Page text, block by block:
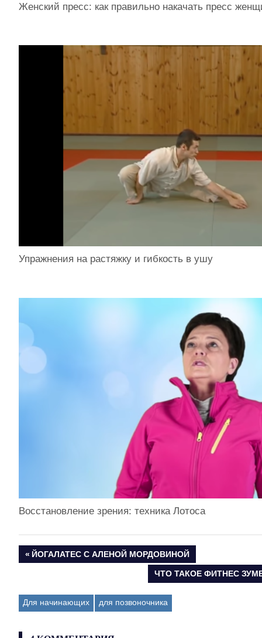
Женский пресс: как правильно накачать пресс
Упражнения на растяжку и гибкость в ушу
Восстановление зрения: техника Лотоса
Навигация
по
записям
ПРЕДЫДУЩАЯ
ЙОГАЛАТЕС С АЛЕНОЙ МОРДОВИНОЙ
СЛЕДУЮЩАЯ
ЧТО ТАКОЕ ФИТНЕС
Для начинающих для позвоночника